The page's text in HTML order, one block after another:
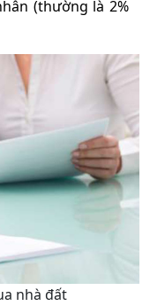
(thường là 2%
nhà đất